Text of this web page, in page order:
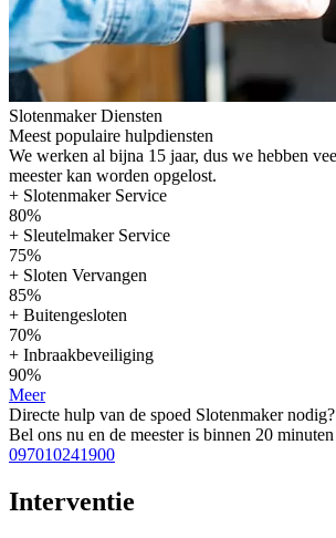
Slotenmaker Diensten
Meest populaire hulpdiensten
We werken al bijna 15 jaar, dus we hebben
meester kan worden opgelost.
+ Slotenmaker Service
80%
+ Sleutelmaker Service
75%
+ Sloten Vervangen
85%
+ Buitengesloten
70%
+ Inbraakbeveiliging
90%
Meer
Directe hulp van de spoed Slotenmaker nodig?
Bel ons nu en de meester is binnen 20
097010241900
Interventie